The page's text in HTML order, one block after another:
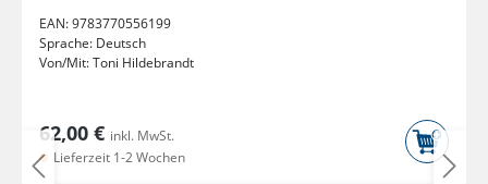
EAN:9783770556199
Sprache: Deutsch
Von/Mit:Toni Hildebrandt
62,00 € inkl. MwSt.
Lieferzeit 1-2 Wochen